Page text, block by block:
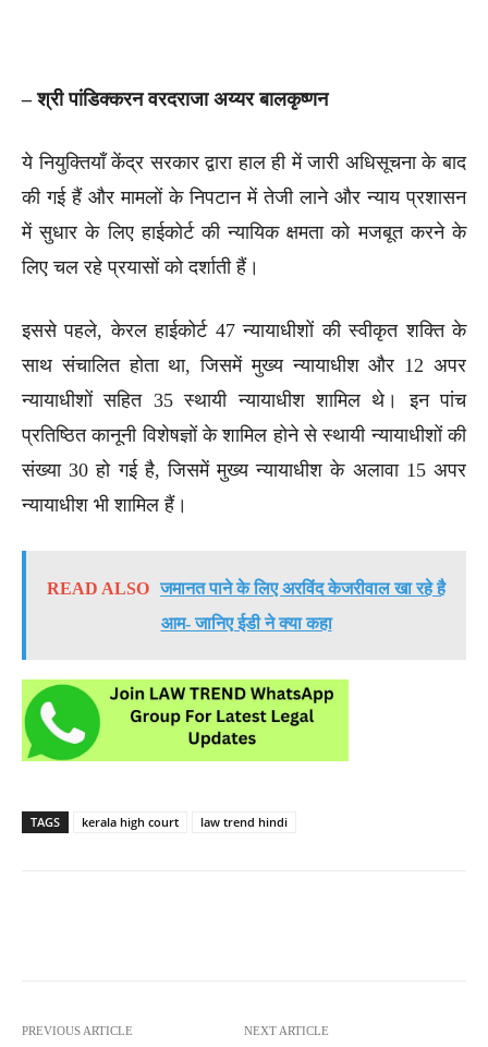
– श्री पांडिक्करन वरदराजा अय्यर बालकृष्णन
ये नियुक्तियाँ केंद्र सरकार द्वारा हाल ही में जारी अधिसूचना के बाद
की गई हैं और मामलों के निपटान में तेजी लाने और न्याय प्रशासन
में सुधार के लिए हाईकोर्ट की न्यायिक क्षमता को मजबूत करने के
लिए चल रहे प्रयासों को दर्शाती हैं।
इससे पहले, केरल हाईकोर्ट 47 न्यायाधीशों की स्वीकृत शक्ति के
साथ संचालित होता था, जिसमें मुख्य न्यायाधीश और 12 अपर
न्यायाधीशों सहित 35 स्थायी न्यायाधीश शामिल थे। इन पांच
प्रतिष्ठित कानूनी विशेषज्ञों के शामिल होने से स्थायी न्यायाधीशों की
संख्या 30 हो गई है, जिसमें मुख्य न्यायाधीश के अलावा 15 अपर
न्यायाधीश भी शामिल हैं।
READ ALSO जमानत पाने के लिए अरविंद केजरीवाल खा रहे है
आम- जानिए ईडी ने क्या कहा
TAGS kerala high court law trend hindi
PREVIOUS ARTICLE NEXT ARTICLE